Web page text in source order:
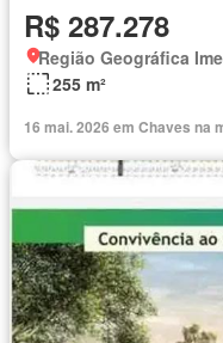
R$ 287.278
Região Geográfica
255 m²
16 mai. 2026 em Chaves na